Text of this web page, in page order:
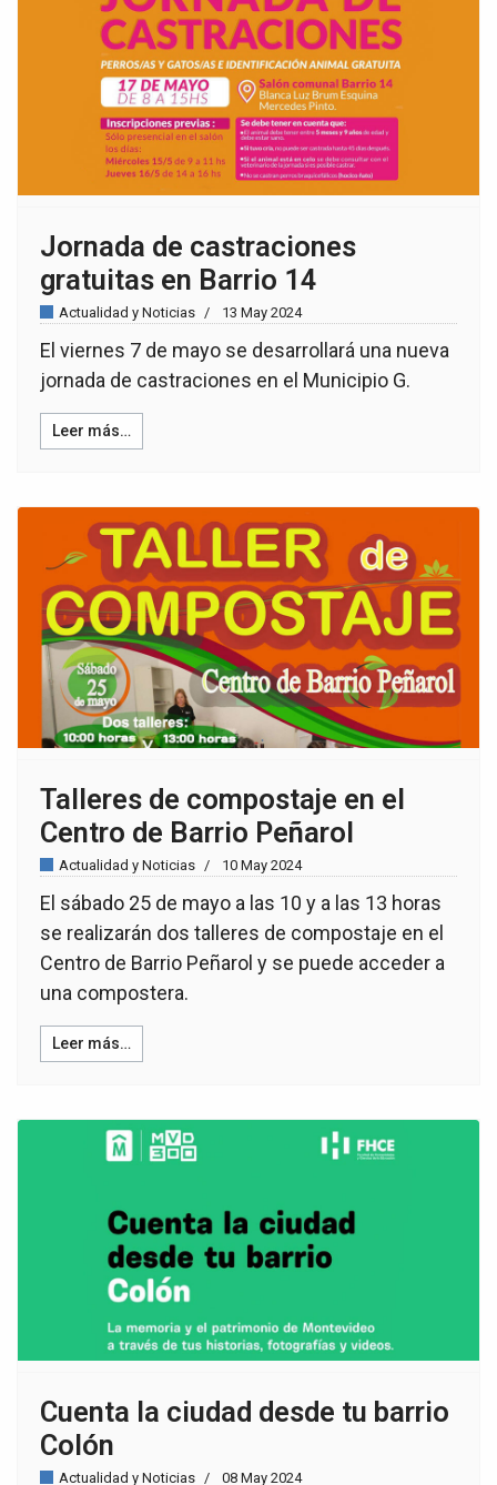
Jornada de castraciones
gratuitas en Barrio 14
Actualidad y Noticias 13 May 2024
El viernes 7 de mayo se desarrollará una nueva
jornada de castraciones en el Municipio G.
Leer más…
Talleres de compostaje en el
Centro de Barrio Peñarol
Actualidad y Noticias 10 May 2024
El sábado 25 de mayo a las 10 y a las 13 horas
se realizarán dos talleres de compostaje en el
Centro de Barrio Peñarol y se puede acceder a
una compostera.
Leer más…
Cuenta la ciudad desde tu barrio
Colón
Actualidad y Noticias 08 May 2024